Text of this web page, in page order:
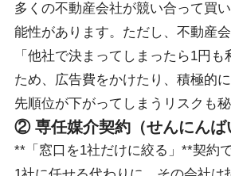
多くの不動産会社が競い合って買
能性があります。ただし、不動産
「他社で決まってしまったら1円も
ため、広告費をかけたり、積極的
先順位が下がってしまうリスクも秘
② 専任媒介契約（せんにんば
**「窓口を1社だけに絞る」**契約で